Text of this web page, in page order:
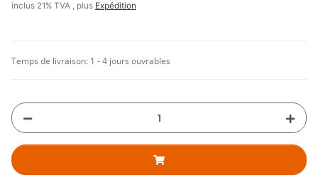
inclus 21% TVA , plus Expédition
Temps de livraison: 1 - 4 jours ouvrables